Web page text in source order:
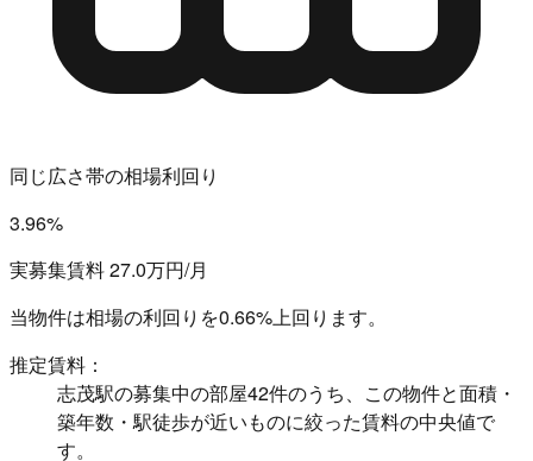
同じ広さ帯の相場利回り
3.96%
実募集賃料 27.0万円/月
当物件は相場の利回りを0.66%上回ります。
推定賃料：
志茂駅の募集中の部屋42件のうち、この物件と面積・
築年数・駅徒歩が近いものに絞った賃料の中央値で
す。